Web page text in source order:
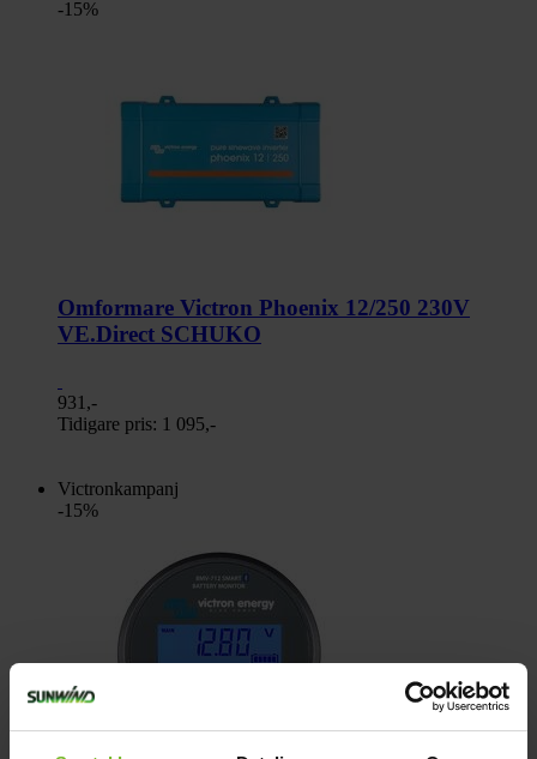
-15%
Omformare Victron Phoenix 12/250 230V
VE.Direct SCHUKO
931,-
Tidigare pris: 1 095,-
Victronkampanj
-15%